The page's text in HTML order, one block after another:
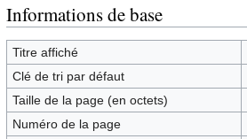
Informations de base
Titre affiché
Clé de tri par défaut
Taille de la page (en octets)
Numéro de la page